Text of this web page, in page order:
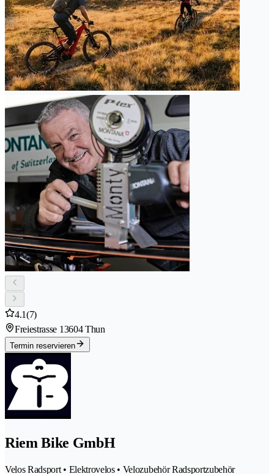
4.1(7)
Freiestrasse 13604 Thun
Termin reservieren
Riem Bike GmbH
Velos Radsport • Elektrovelos • Velozubehör Radsportzubehör